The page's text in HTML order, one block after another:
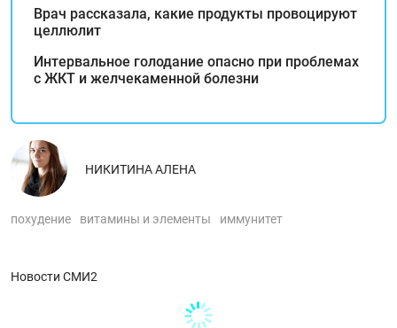
Врач рассказала, какие продукты провоцируют
целлюлит
Интервальное голодание опасно при проблемах
с ЖКТ и желчекаменной болезни
НИКИТИНА АЛЕНА
похудение витамины и элементы иммунитет
Новости СМИ2